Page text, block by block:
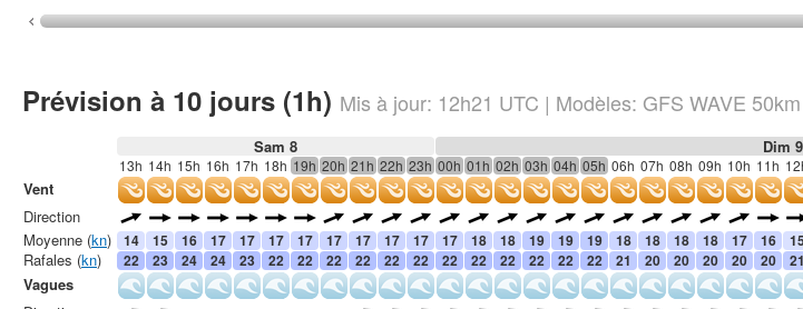
Prévision à 10 jours (1h) Mis à jour: 12h21 UTC | Modèles: GFS WAVE
Sam 8 Dim 9
13h 14h 15h 16h 17h 18h 19h 20h 21h 22h 23h 00h 01h 02h 03h 04h 05h 06h 07h 08h 09h 10h 11h
14 15 16 17 17 17 17 17 17 17 17 17 18 18 19 19 19 18 18 18 18 17 16
22
23 24 24 23 22 22 22 22 22 22 22 22 22 22 22 22 21 20 20 20 20 20 21
Vent
Direction
Moyenne (kn)
Rafales (kn)
Vagues